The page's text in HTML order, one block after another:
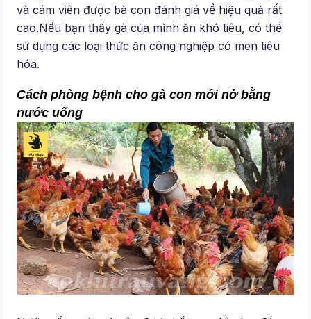
và cám viên được bà con đánh giá về hiệu quả rất
cao.Nếu bạn thấy gà của mình ăn khó tiêu, có thể
sử dụng các loại thức ăn công nghiệp có men tiêu
hóa.
Cách phòng bệnh cho gà con mới nở bằng
nước uống